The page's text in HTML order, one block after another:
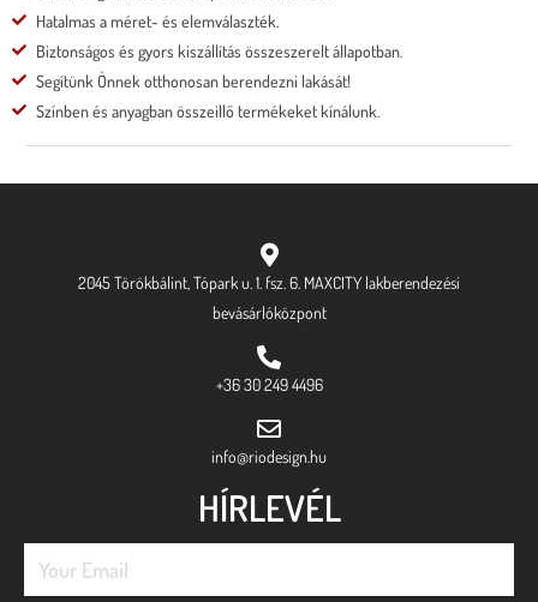
Hatalmas a méret- és elemválaszték.
Biztonságos és gyors kiszállítás összeszerelt állapotban.
Segítünk Önnek otthonosan berendezni lakását!
Színben és anyagban összeillő termékeket kínálunk.
2045 Törökbálint, Tópark u. 1. fsz. 6. MAXCITY lakberendezési
bevásárlóközpont
+36 30 249 4496
info@riodesign.hu
HÍRLEVÉL